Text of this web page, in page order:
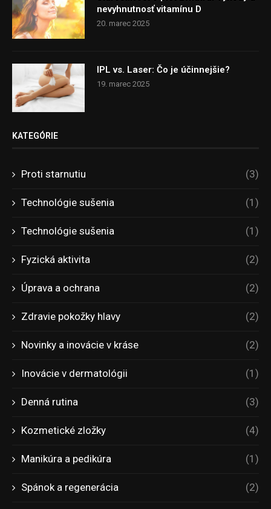
nevyhnutnosť vitamínu D
20. marec 2025
IPL vs. Laser: Čo je účinnejšie?
19. marec 2025
KATEGÓRIE
Proti starnutiu (3)
Technológie sušenia (1)
Technológie sušenia (1)
Fyzická aktivita (2)
Úprava a ochrana (2)
Zdravie pokožky hlavy (2)
Novinky a inovácie v kráse (2)
Inovácie v dermatológii (1)
Denná rutina (3)
Kozmetické zložky (4)
Manikúra a pedikúra (1)
Spánok a regenerácia (2)